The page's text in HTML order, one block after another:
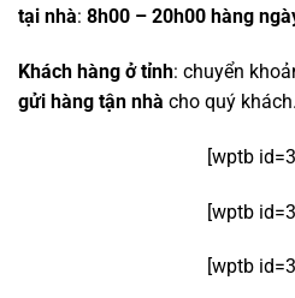
tại nhà: 8h00 – 20h00 hàng
Khách hàng ở tỉnh: chuyển
gửi hàng tận nhà cho quý khách.
[wptb
[wptb
[wptb